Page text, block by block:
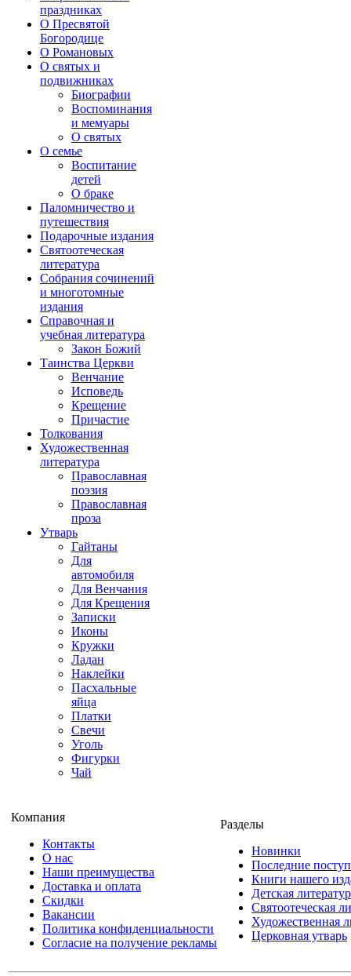
праздниках
О Пресвятой
Богородице
О Романовых
О святых и
подвижниках
Биографии
Воспоминания
и мемуары
О святых
О семье
Воспитание
детей
О браке
Паломничество и
путешествия
Подарочные издания
Святоотеческая
литература
Собрания сочинений
и многотомные
издания
Справочная и
учебная литература
Закон Божий
Таинства Церкви
Венчание
Исповедь
Крещение
Причастие
Толкования
Художественная
литература
Православная
поэзия
Православная
проза
Утварь
Гайтаны
Для
автомобиля
Для Венчания
Для Крещения
Записки
Иконы
Кружки
Ладан
Наклейки
Пасхальные
яйца
Платки
Свечи
Уголь
Фигурки
Чай
Компания
Контакты
О нас
Наши преимущества
Доставка и оплата
Скидки
Вакансии
Политика конфиденциальности
Согласие на получение рекламы
Разделы
Новинки
Последние
Книги нашего
Детская
Святоотеческая
Художественная
Церковная утварь